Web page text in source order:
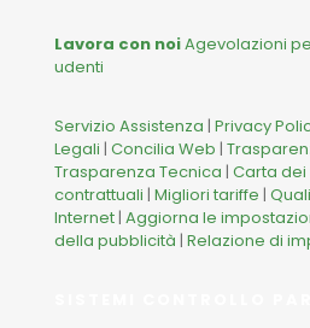
Lavora con noiAgevolazioni
udenti
Servizio Assistenza | Privacy
Legali | Concilia Web |
Trasparenza Tecnica | Carta dei
contrattuali | Migliori tariffe |
Internet| Aggiorna le
della pubblicità | Relazione di